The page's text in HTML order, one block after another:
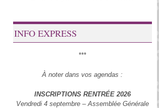
INFO EXPRESS
***
À noter dans vos agendas :
INSCRIPTIONS RENTRÉE 2026
Vendredi 4 septembre – Assemblée Générale